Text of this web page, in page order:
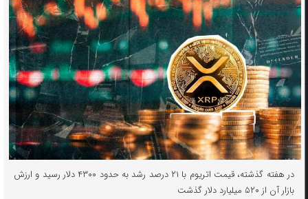
در هفته گذشته، قیمت اتریوم با ۲۱ درصد رشد به حدود ۴۳۰۰ دلار رسید و ارزش
بازار آن از ۵۲۰ میلیارد دلار گذشت